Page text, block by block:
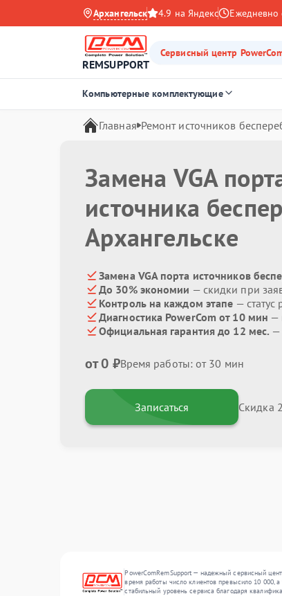
Архангельск 4.9 на Яндекс Ежедневно
REMSUPPORT
Сервисный центр
Компьютерные комплектующие
Главная Ремонт источников
Замена VGA
источника
Архангельске
Замена VGA порта источников
До 30% экономии — скидки при
Контроль на каждом этапе —
Диагностика PowerCom от 10 мин —
Официальная гарантия до 12 мес. —
от 0 ₽Время работы: от 30 мин
Записаться Скидка
PowerComRemSupport — надежный сервисный
время работы число клиентов превысило 10 000,
стабильный уровень сервиса благодаря